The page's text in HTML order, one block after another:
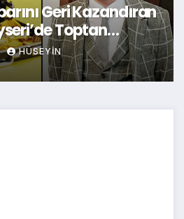
Geri Kazandıran
Toptan
Gelişme
HÜSEYIN